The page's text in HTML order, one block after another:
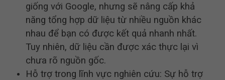
giống với Google, nhưng sẽ nâng cấp khả
năng tổng hợp dữ liệu từ nhiều nguồn khác
nhau để bạn có được kết quả nhanh nhất.
Tuy nhiên, dữ liệu cần được xác thực lại vì
chưa rõ nguồn gốc.
Hỗ trợ trong lĩnh vực nghiên cứu: Sự hỗ trợ